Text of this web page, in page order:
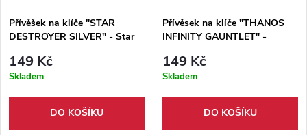
Přívěšek na klíče "STAR
DESTROYER SILVER" - Star
149 Kč
Skladem
DO KOŠÍKU
Přívěsek na klíče "THANOS
INFINITY GAUNTLET" -
149 Kč
Skladem
DO KOŠÍKU